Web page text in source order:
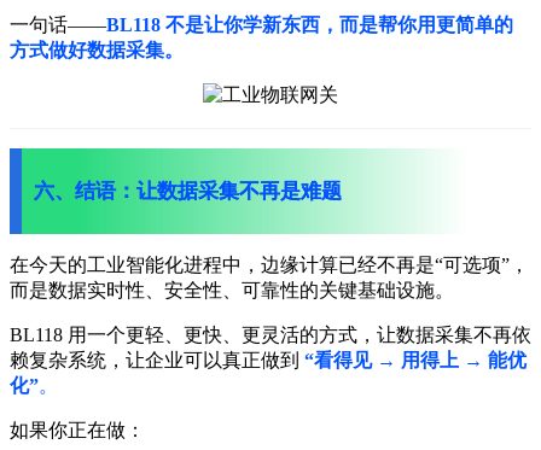
一句话——BL118 不是让你学新东西，而是帮你用更简单的
方式做好数据采集。
六、结语：让数据采集不再是难题
在今天的工业智能化进程中， 边缘计算已经不再是“可选项”，
而是数据实时性、安全性、可靠性的关键基础设施。
BL118 用一个更轻、更快、更灵活的方式， 让数据采集不再依
赖复杂系统， 让企业可以真正做到 “看得见 → 用得上 → 能优
化”。
如果你正在做：